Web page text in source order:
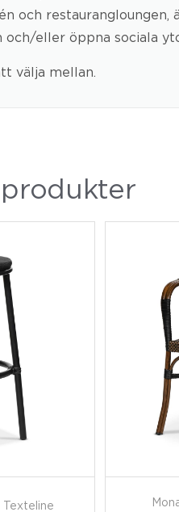
och restaurangloungen,
eller öppna sociala
välja mellan.
Texteline